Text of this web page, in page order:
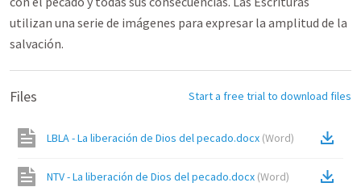
utilizan una serie de imágenes para expresar la amplitud de la
salvación.
Files Start a free trial to download files
LBLA - La liberación de Dios del pecado.docx (Word)
NTV - La liberación de Dios del pecado.docx (Word)